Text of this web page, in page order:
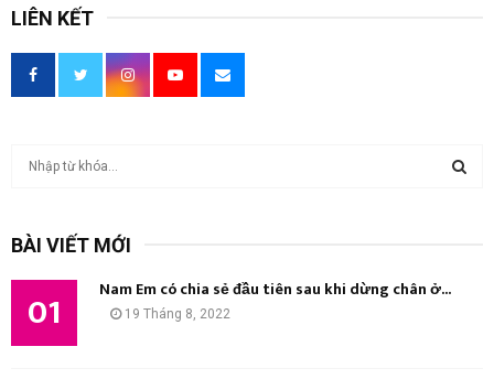
LIÊN KẾT
iBÀI VIẾT MỚI
01 Nam Em có chia sẻ đầu tiên sau khi dừng chân ở...
19 Tháng 8, 2022